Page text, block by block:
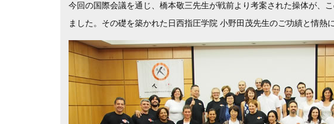
今回の国際会議を通じ、橋本敬三先生が戦前より考案された操体が、
ました。その礎を築かれた日西指圧学院 小野田茂先生のご功績と情熱